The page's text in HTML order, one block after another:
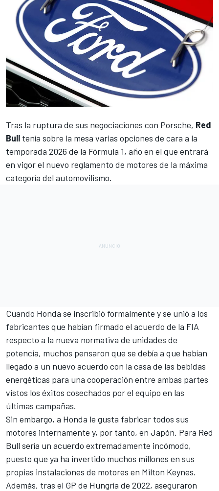
Tras la ruptura de sus negociaciones con Porsche, Red
Bull tenía sobre la mesa varias opciones de cara a la
temporada 2026 de la Fórmula 1, año en el que entrará
en vigor el nuevo reglamento de motores de la máxima
categoría del automovilismo.
Cuando Honda se inscribió formalmente y se unió a los
fabricantes que habían firmado el acuerdo de la FIA
respecto a la nueva normativa de unidades de
potencia, muchos pensaron que se debía a que habían
llegado a un nuevo acuerdo con la casa de las bebidas
energéticas para una cooperación entre ambas partes
vistos los éxitos cosechados por el equipo en las
últimas campañas.
Sin embargo, a Honda le gusta fabricar todos sus
motores internamente y, por tanto, en Japón. Para Red
Bull sería un acuerdo extremadamente incómodo,
puesto que ya ha invertido muchos millones en sus
propias instalaciones de motores en Milton Keynes.
Además, tras el GP de Hungría de 2022, aseguraron